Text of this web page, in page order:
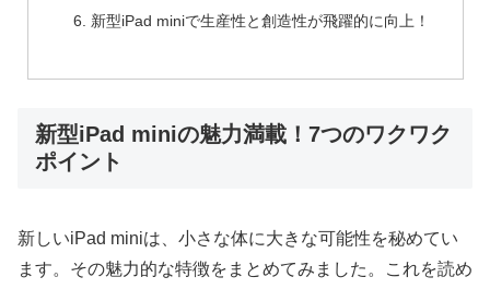
新型iPad miniで生産性と創造性が飛躍的に向上！
新型iPad miniの魅力満載！7つのワクワク
ポイント
新しいiPad miniは、小さな体に大きな可能性を秘めてい
ます。その魅力的な特徴をまとめてみました。これを読め